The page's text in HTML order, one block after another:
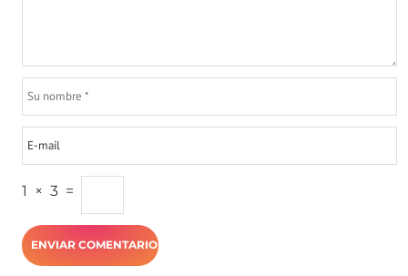
1 × 3 =